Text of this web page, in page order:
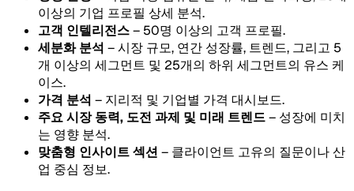
이상의 기업 프로필 상세 분석.
고객 인텔리전스– 50명 이상의 고객 프로필.
세분화 분석 – 시장 규모, 연간 성장률, 트렌드, 그리고 5
개 이상의 세그먼트 및 25개의 하위 세그먼트의 유스 케
이스.
가격 분석 – 지리적 및 기업별 가격 대시보드.
주요 시장 동력, 도전 과제 및 미래 트렌드– 성장에 미치
는 영향 분석.
맞춤형 인사이트 섹션 – 클라이언트 고유의 질문이나 산
업 중심 정보.